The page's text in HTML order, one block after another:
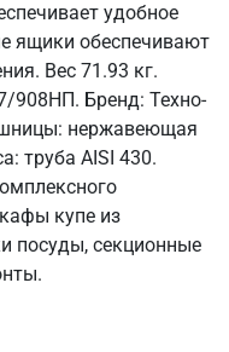
удобное
ящики обеспечивают
Вес 71.93 кг.
908НП. Бренд: Техно-
нержавеющая
труба AISI 430.
купе из
посуды, секционные